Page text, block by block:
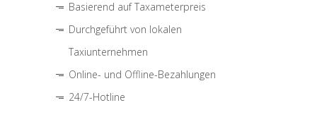
Basierend auf Taxameterpreis
Durchgeführt von lokalen
Taxiunternehmen
Online- und Offline-Bezahlungen
24/7-Hotline